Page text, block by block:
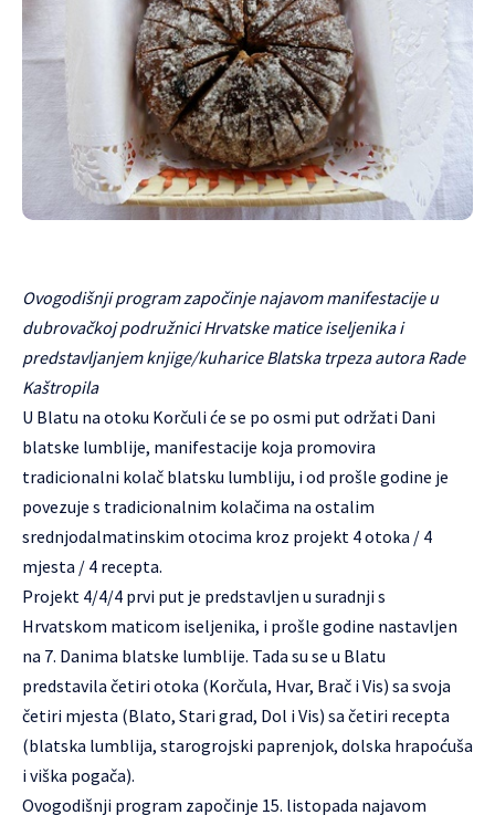
Ovogodišnji program započinje najavom manifestacije u
dubrovačkoj podružnici Hrvatske matice iseljenika i
predstavljanjem knjige/kuharice Blatska trpeza autora Rade
Kaštropila
U Blatu na otoku Korčuli će se po osmi put održati Dani
blatske lumblije, manifestacije koja promovira
tradicionalni kolač blatsku lumbliju, i od prošle godine je
povezuje s tradicionalnim kolačima na ostalim
srednjodalmatinskim otocima kroz projekt 4 otoka / 4
mjesta / 4 recepta.
Projekt 4/4/4 prvi put je predstavljen u suradnji s
Hrvatskom maticom iseljenika, i prošle godine nastavljen
na 7. Danima blatske lumblije. Tada su se u Blatu
predstavila četiri otoka (Korčula, Hvar, Brač i Vis) sa svoja
četiri mjesta (Blato, Stari grad, Dol i Vis) sa četiri recepta
(blatska lumblija, starogrojski paprenjok, dolska hrapoćuša
i viška pogača).
Ovogodišnji program započinje 15. listopada najavom